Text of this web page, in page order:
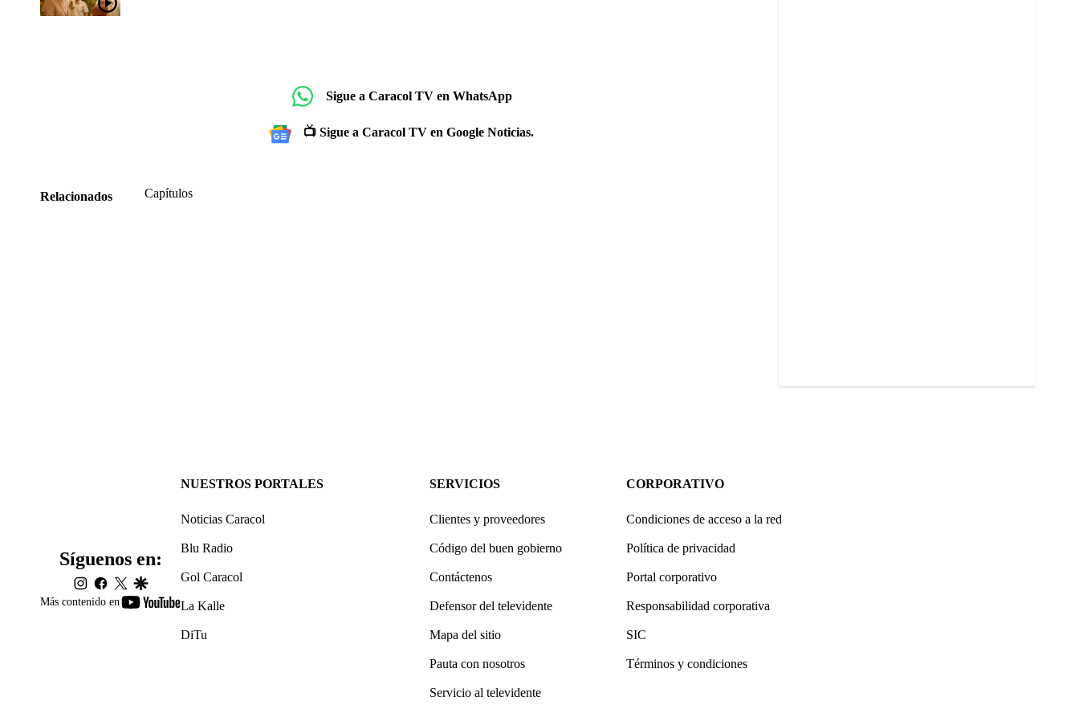
Sigue a Caracol TV en WhatsApp
📺 Sigue a Caracol TV en Google Noticias.
Relacionados Capítulos
Más contenido en
youtube-
Síguenos en:
instagram
facebook
twittergoogle
NUESTROS PORTALES
Noticias Caracol
Blu Radio
Gol Caracol
La Kalle
DiTu
SERVICIOS
Clientes y proveedores
Código del buen gobierno
Contáctenos
Defensor del televidente
Mapa del sitio
Pauta con nosotros
Servicio al televidente
CORPORATIVO
Condiciones de acceso a la red
Política de privacidad
Portal corporativo
Responsabilidad corporativa
SIC
Términos y condiciones